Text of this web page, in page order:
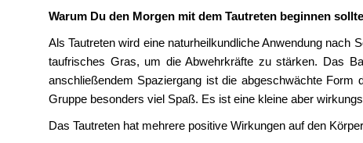
Warum Du den Morgen mit dem Tautreten beginnen
Als Tautreten wird eine naturheilkundliche Anwendung nach
taufrisches Gras, um die Abwehrkräfte zu stärken. Das
anschließendem Spaziergang ist die abgeschwächte
Gruppe besonders viel Spaß. Es ist eine kleine aber
Das Tautreten hat mehrere positive Wirkungen auf den